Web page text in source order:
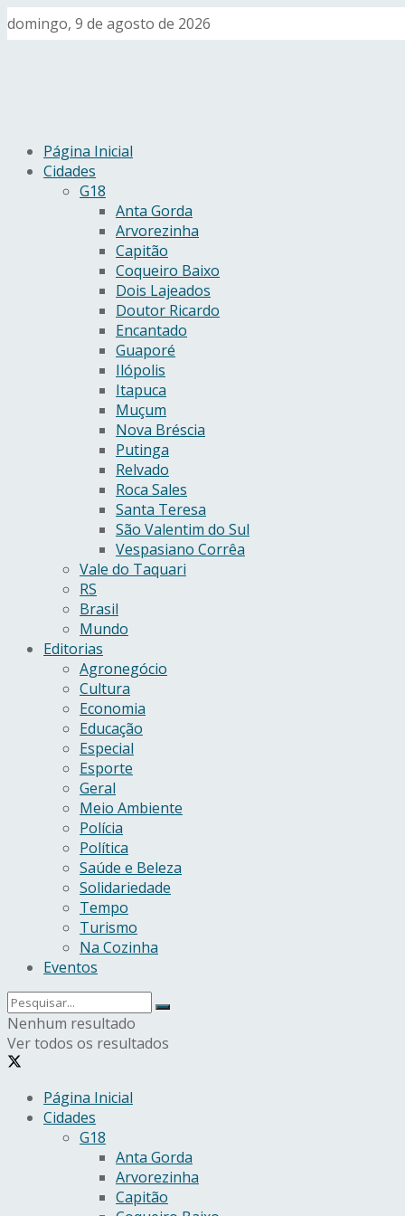
domingo, 9 de agosto de 2026
Página Inicial
Cidades
G18
Anta Gorda
Arvorezinha
Capitão
Coqueiro Baixo
Dois Lajeados
Doutor Ricardo
Encantado
Guaporé
Ilópolis
Itapuca
Muçum
Nova Bréscia
Putinga
Relvado
Roca Sales
Santa Teresa
São Valentim do Sul
Vespasiano Corrêa
Vale do Taquari
RS
Brasil
Mundo
Editorias
Agronegócio
Cultura
Economia
Educação
Especial
Esporte
Geral
Meio Ambiente
Polícia
Política
Saúde e Beleza
Solidariedade
Tempo
Turismo
Na Cozinha
Eventos
Nenhum resultado
Ver todos os resultados
Página Inicial
Cidades
G18
Anta Gorda
Arvorezinha
Capitão